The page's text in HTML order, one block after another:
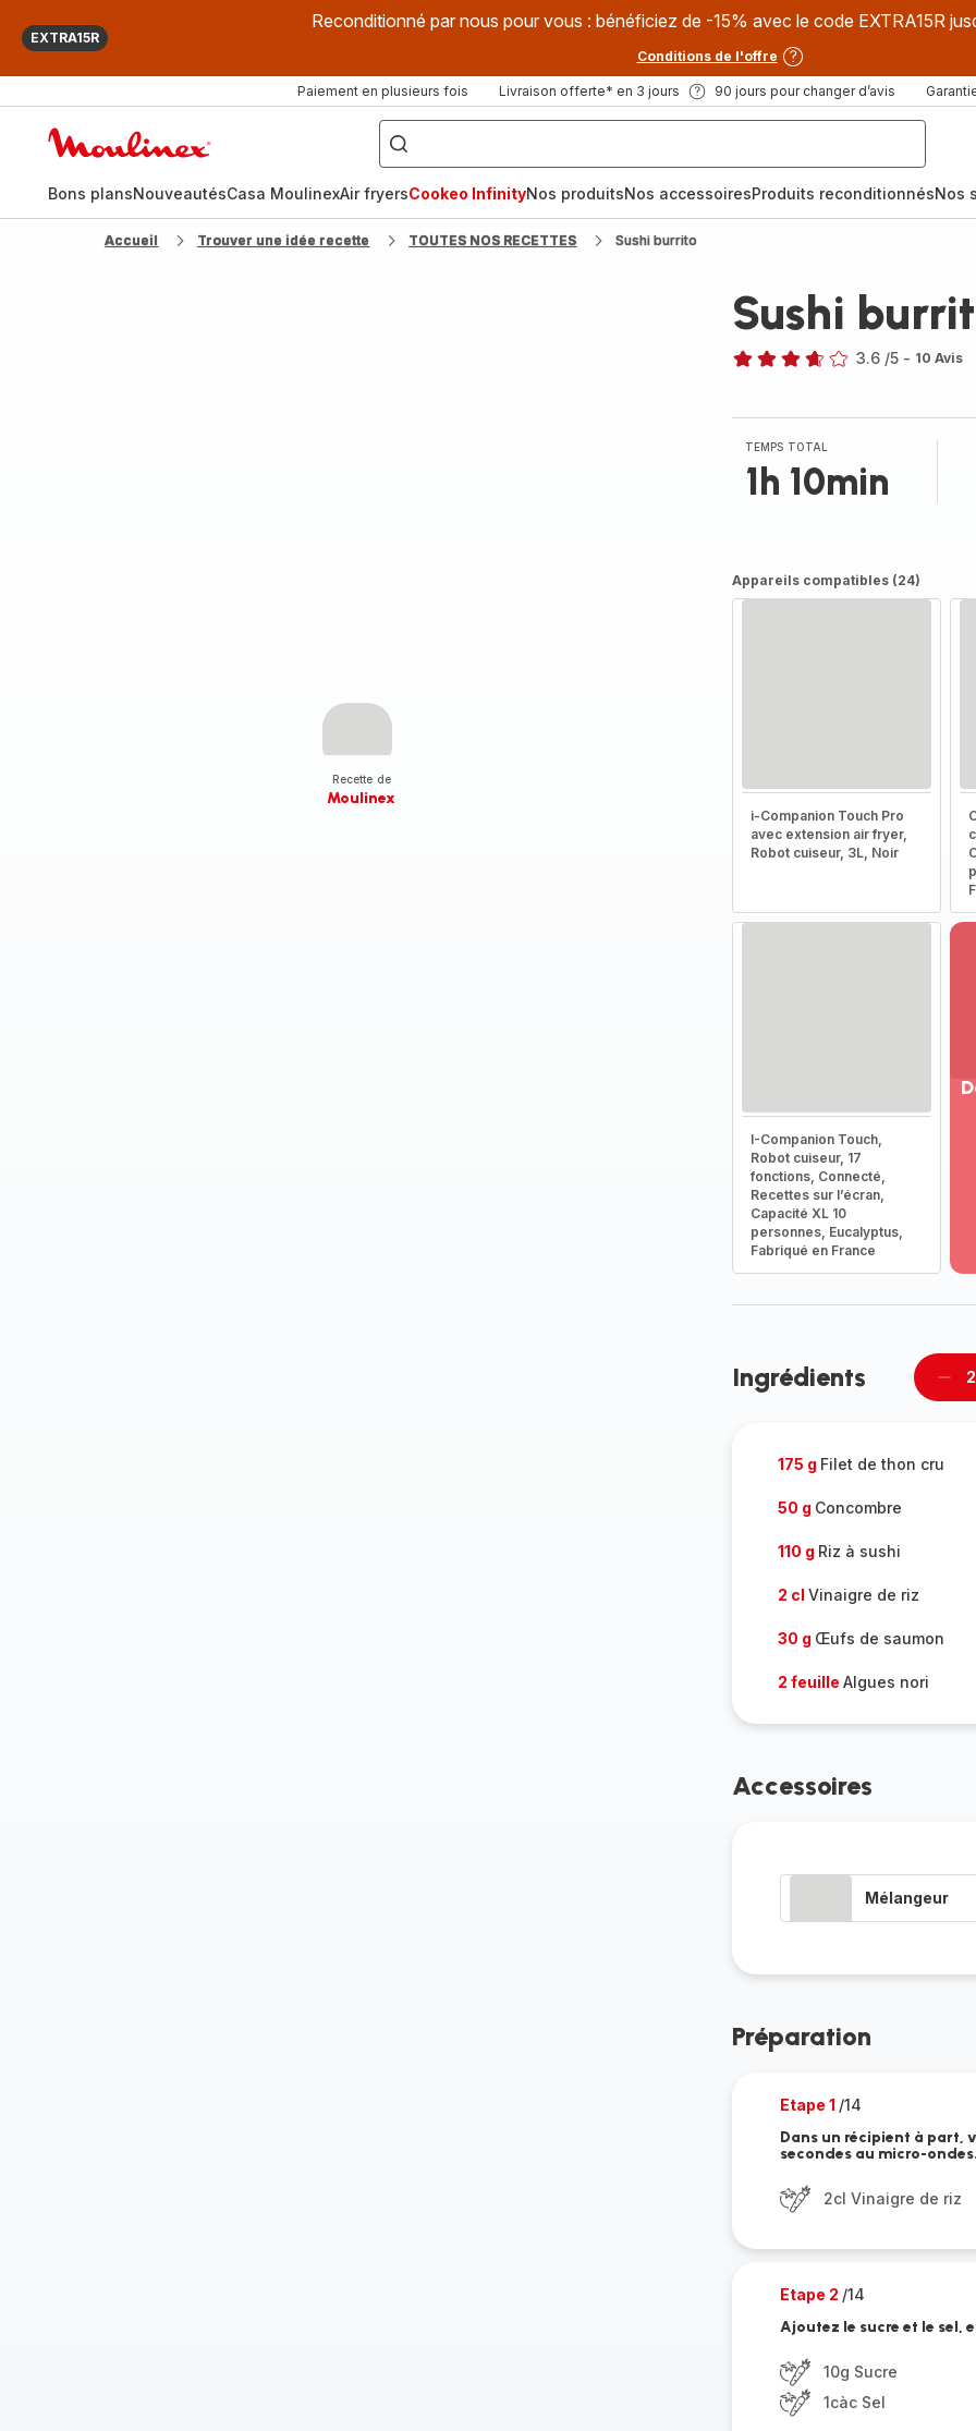
EXTRA15R
Reconditionné par nous pour vous : bénéficiez de -15% avec le code EXTRA15R
Conditions de l'offre
Paiement en plusieurs fois Livraison offerte* en 3 jours 90 jours pour changer d’avis
["Que
recherchez-
vous
?",
fryer",
"Companion"]
Bons plansNouveautésCasa MoulinexAir fryersCookeo InfinityNos produitsNos accessoiresProduits reconditionnésNos
Accueil Trouver une idée recette TOUTES NOS RECETTES Sushi burrito
Recette de
Moulinex
Sushi
3.6 /5 - 10 Avis
TEMPS TOTAL
1h 10min
Appareils compatibles (24)
i-Companion Touch Pro
avec extension air fryer,
Robot cuiseur, 3L, Noir
I-Companion Touch,
Robot cuiseur, 17
fonctions, Connecté,
Recettes sur l’écran,
Capacité XL 10
personnes, Eucalyptus,
Fabriqué en France
Ingrédients
175 g Filet de thon cru
50 g Concombre
110 g Riz à sushi
2 cl Vinaigre de riz
30 g Œufs de saumon
2 feuille Algues nori
Accessoires
Mélangeur
Préparation
Etape 1 /14
Dans un récipient à part,
secondes au micro-ondes.
2cl Vinaigre de riz
Etape 2 /14
Ajoutez le sucre et le sel,
10g Sucre
1càc Sel